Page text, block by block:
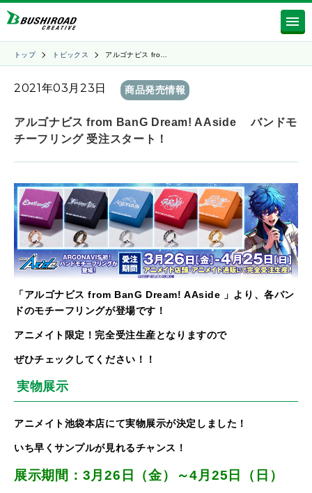
トップ トピックス アルゴナビス fro…
2021年03月23日 商品発売情報
アルゴナビス from BanG Dream! AAside バンドモ
チーフリング 受注スタート！
「アルゴナビス from BanG Dream! AAside 」より、各バン
ドのモチーフリングが登場です！
アニメイト限定！完全受注生産となりますので
ぜひチェックしてください！！
実物展示
アニメイト池袋本店にて実物展示が決定しました！
いち早くサンプルが見れるチャンス！
展示期間：3月26日（金）～4月25日（日）